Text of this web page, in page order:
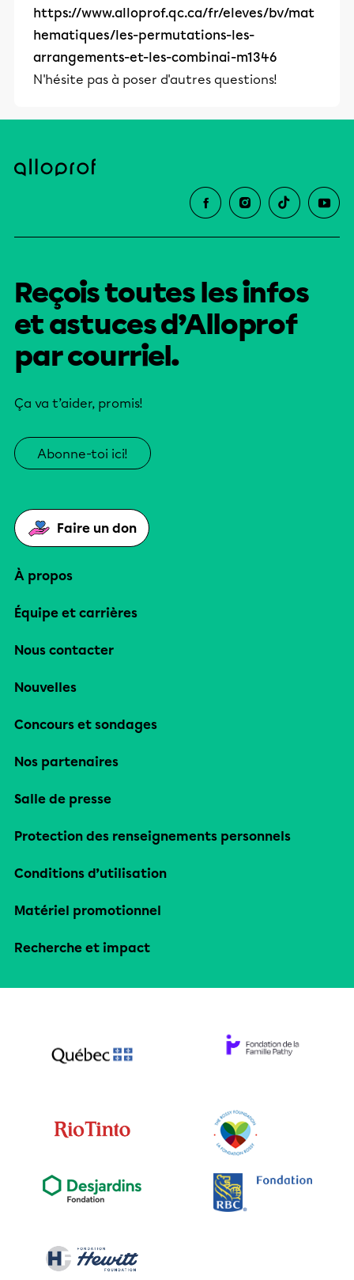
https://www.alloprof.qc.ca/fr/eleves/bv/mat
hematiques/les-permutations-les-
arrangements-et-les-combinai-m1346
N'hésite pas à poser d'autres questions!
Reçois toutes les infos
et astuces d’Alloprof
par courriel.
Ça va t’aider, promis!
Abonne-toi ici!
Faire un don
À propos
Équipe et carrières
Nous contacter
Nouvelles
Concours et sondages
Nos partenaires
Salle de presse
Protection des renseignements personnels
Conditions d’utilisation
Matériel promotionnel
Recherche et impact